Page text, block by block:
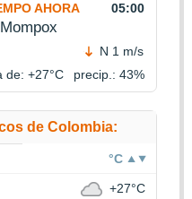
AHORA 05:00
N 1 m/s
de: +27°C precip.: 43%
de Colombia:
°C
+27°C